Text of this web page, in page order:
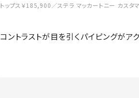
トップス￥185,900／ステラ マッカートニー カスタ
コントラストが目を引くパイピングがア